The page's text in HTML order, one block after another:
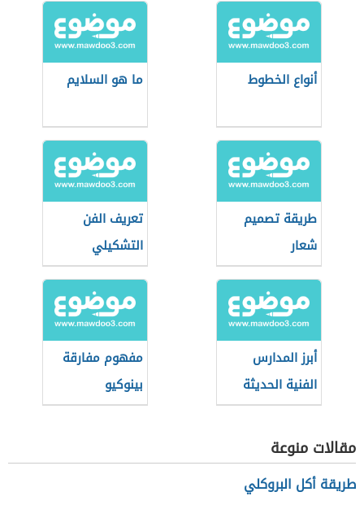
أنواع الخطوط ما هو السلايم
طريقة تصميم
شعار
تعريف الفن
التشكيلي
أبرز المدارس
الفنية الحديثة
مفهوم مفارقة
بينوكيو
مقالات منوعة
طريقة أكل البروكلي